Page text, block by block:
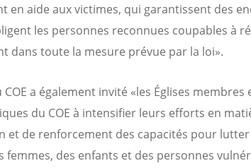
en aide aux victimes, qui garantissent des
les personnes reconnues coupables à
dans toute la mesure prévue par la loi».
a également invité «les Églises membres
du COE à intensifier leurs efforts en
et de renforcement des capacités pour
femmes, des enfants et des personnes